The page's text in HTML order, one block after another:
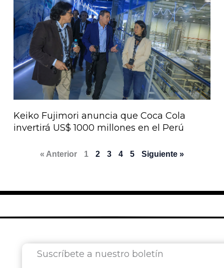
Keiko Fujimori anuncia que Coca Cola
invertirá US$ 1000 millones en el Perú
« Anterior 1 2 3 4 5 Siguiente »
Suscríbete a nuestro boletín